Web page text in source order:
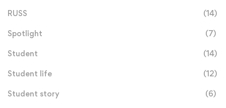
RUSS (14)
Spotlight (7)
Student (14)
Student life (12)
Student story (6)